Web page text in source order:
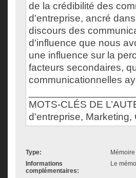
de la crédibilité des
d'entreprise, ancré
discours des
d'influence que nous
une influence sur la
facteurs secondaires,
communicationnelles
MOTS-CLÉS DE
d'entreprise,
Type:
Informations
complémentaires:
Le